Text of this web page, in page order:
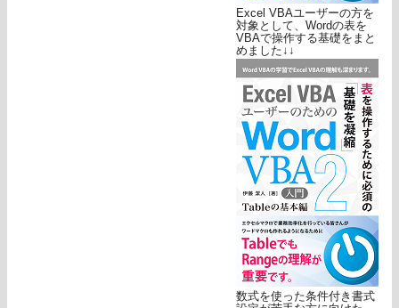
Excel VBAユーザーの方を
対象として、Wordの表を
VBAで操作する基礎をまと
めました↓↓
数式を使った条件付き書式